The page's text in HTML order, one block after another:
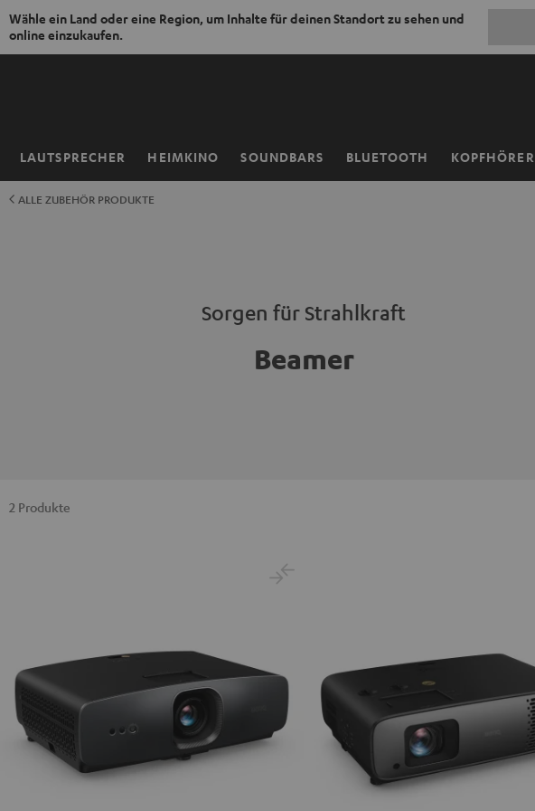
Wähle ein Land oder eine Region, um Inhalte für deinen Standort zu sehen und
online einzukaufen.
ZUM
LAUTSPRECHER HEIMKINO SOUNDBARS BLUETOOTH KOPFHÖRER
Startseite
ALLE ZUBEHÖR PRODUKTE
Sorgen für Strahlkraft
Beamer
2 Produkte